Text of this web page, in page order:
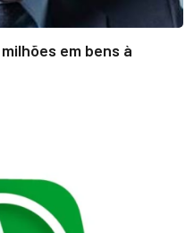
em bens à